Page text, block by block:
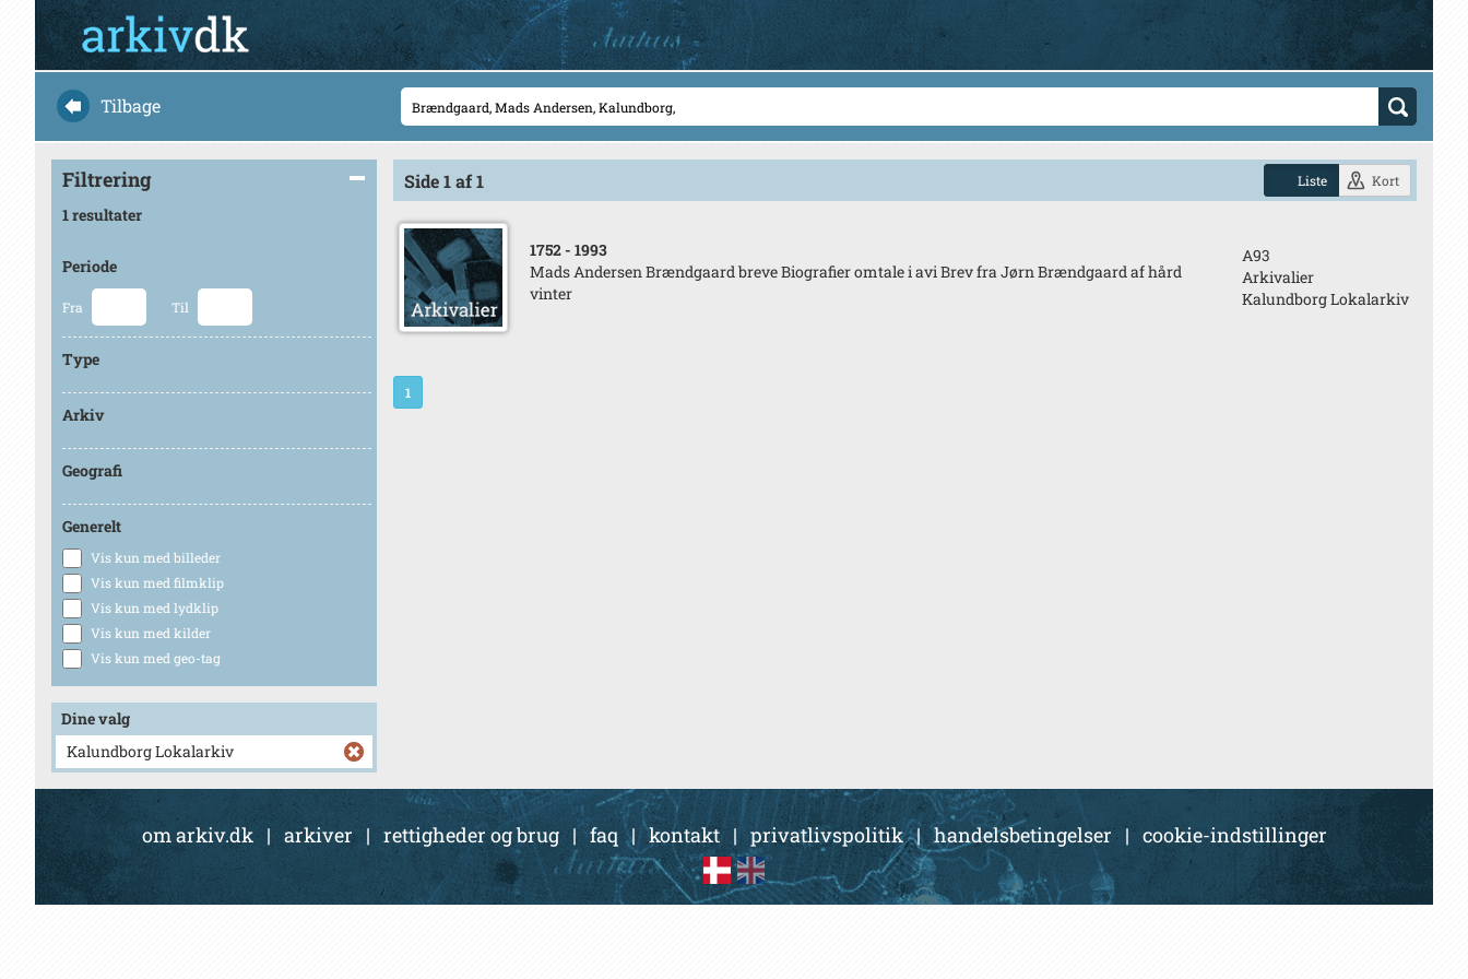
Tilbage
Filtrering
1 resultater
Periode
Fra Til
Type
Arkiv
Geografi
Generelt
Vis kun med billeder
Vis kun med filmklip
Vis kun med lydklip
Vis kun med kilder
Vis kun med geo-tag
Dine valg
Kalundborg Lokalarkiv
Side 1 af 1 Liste Kort
1752 - 1993
Mads Andersen Brændgaard breve Biografier omtale i avi Brev fra Jørn Brændgaard af hård
vinter
A93
Arkivalier
Kalundborg Lokalarkiv
1
om arkiv.dk | arkiver| rettigheder og brug|faq |kontakt| privatlivspolitik|handelsbetingelser | cookie-indstillinger